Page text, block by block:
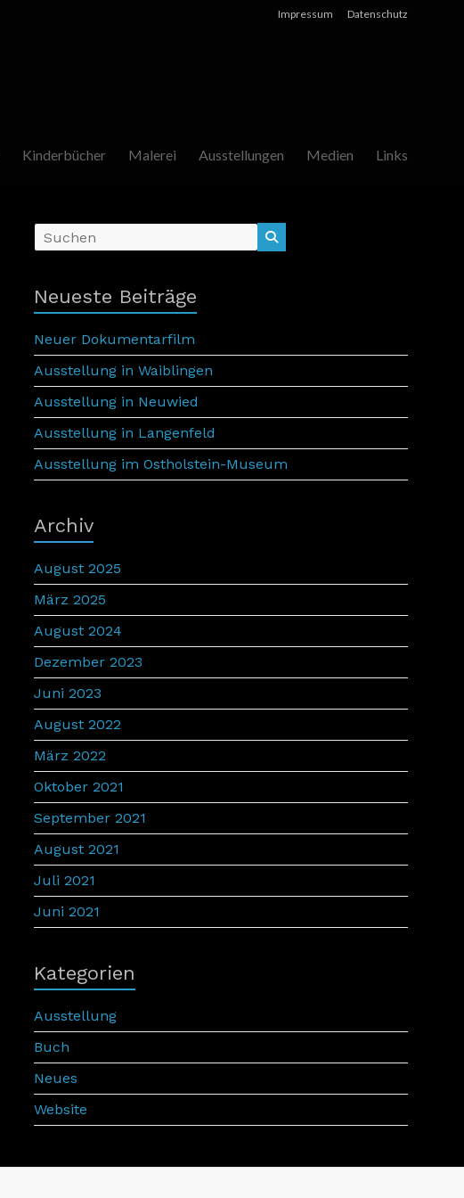
Impressum Datenschutz
Kinderbücher Malerei Ausstellungen Medien Links
Neueste Beiträge
Neuer Dokumentarfilm
Ausstellung in Waiblingen
Ausstellung in Neuwied
Ausstellung in Langenfeld
Ausstellung im Ostholstein-Museum
Archiv
August 2025
März 2025
August 2024
Dezember 2023
Juni 2023
August 2022
März 2022
Oktober 2021
September 2021
August 2021
Juli 2021
Juni 2021
Kategorien
Ausstellung
Buch
Neues
Website